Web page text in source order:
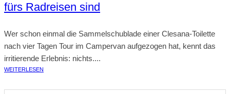
fürs Radreisen sind
Wer schon einmal die Sammelschublade einer Clesana-Toilette
nach vier Tagen Tour im Campervan aufgezogen hat, kennt das
irritierende Erlebnis: nichts....
WEITERLESEN